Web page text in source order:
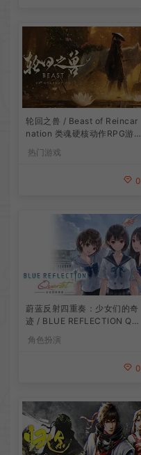
轮回之兽 / Beast of Reincar
nation 类魂硬核动作RPG游
热门游戏
0
蔚蓝反射四重奏：少女们的奇
迹 / BLUE REFLECTION Qu
artet 卡通回合制RPG游戏
角色扮演
0